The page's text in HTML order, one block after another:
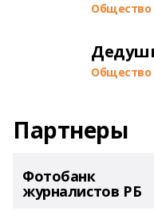
Общество
Общество
Партнеры
Фотобанк
журналистов РБ